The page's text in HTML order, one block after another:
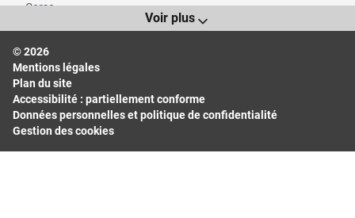
Corse
Grand Est
Hauts-de-France
Île-de-France
Normandie
Nouvelle-Aquitaine
Voir plus
© 2026
Mentions légales
Plan du site
Accessibilité : partiellement conforme
Données personnelles et politique de confidentialité
Gestion des cookies